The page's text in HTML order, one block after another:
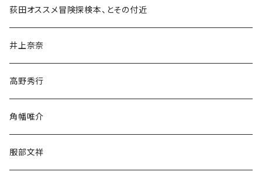
和書
文学・小説・物語
随筆・ノンフィクション・その他
荻田オススメ冒険探検本、とその付近
井上奈奈
高野秀行
角幡唯介
服部文祥